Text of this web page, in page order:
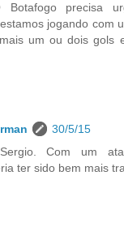
precisa
jogando com
um ou dois gols
30/5/15
Com um
ter sido bem mais